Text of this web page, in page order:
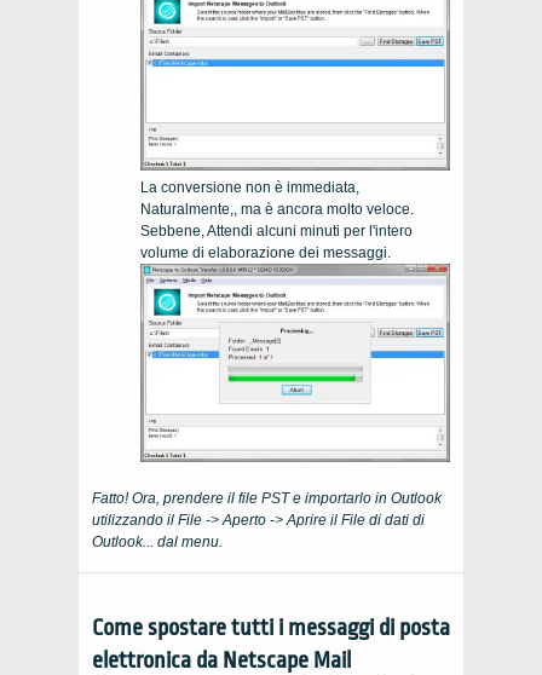
La conversione non è immediata,
Naturalmente,, ma è ancora molto veloce.
Sebbene, Attendi alcuni minuti per l'intero
volume di elaborazione dei messaggi.
Fatto! Ora, prendere il file PST e importarlo in Outlook
utilizzando il File -> Aperto -> Aprire il File di dati di
Outlook... dal menu.
Come spostare tutti i messaggi di posta
elettronica da Netscape Mail